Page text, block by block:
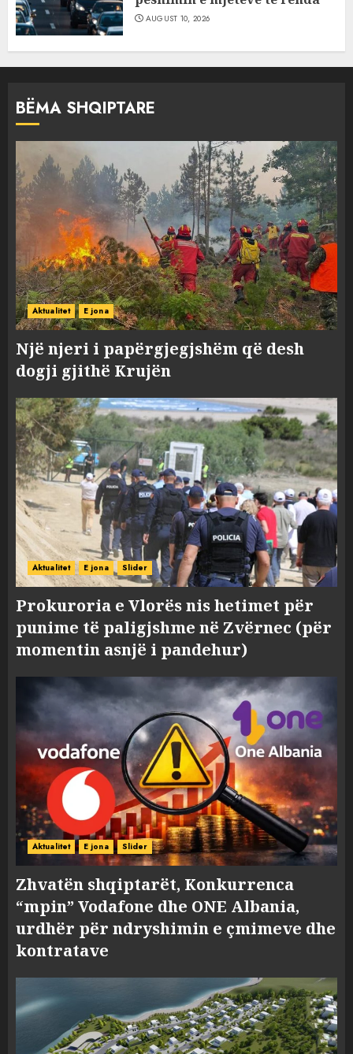
AUGUST 10, 2026
BËMA SHQIPTARE
Aktualitet E jona
Një njeri i papërgjegjshëm që desh
dogji gjithë Krujën
Aktualitet E jona Slider
Prokuroria e Vlorës nis hetimet për
punime të paligjshme në Zvërnec (për
momentin asnjë i pandehur)
Aktualitet E jona Slider
Zhvatën shqiptarët, Konkurrenca
“mpin” Vodafone dhe ONE Albania,
urdhër për ndryshimin e çmimeve dhe
kontratave